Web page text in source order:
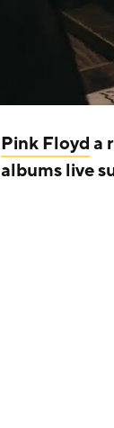
Pink Floyda
albums live